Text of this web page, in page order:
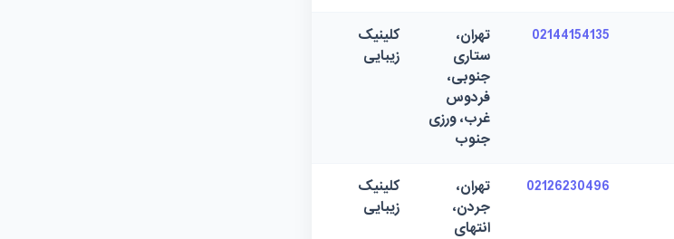
02144154135
تهران،
ستاری
جنوبی،
فردوس
غرب، ورزی
جنوب
کلینیک
زیبایی
02126230496
تهران،
جردن،
انتهای
کلینیک
زیبایی